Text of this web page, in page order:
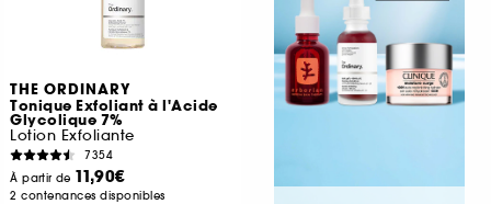
THE ORDINARY
Tonique Exfoliant à l'Acide
Glycolique 7%
Lotion Exfoliante
7354
À partir de 11,90€
2 contenances disponibles